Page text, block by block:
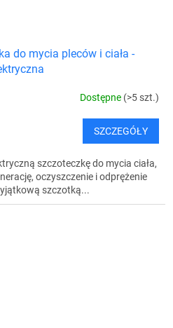
do mycia pleców i ciała -
Dostępne (>5 szt.)
SZCZEGÓŁY
szczoteczkę do mycia ciała,
oczyszczenie i odprężenie
szczotką...